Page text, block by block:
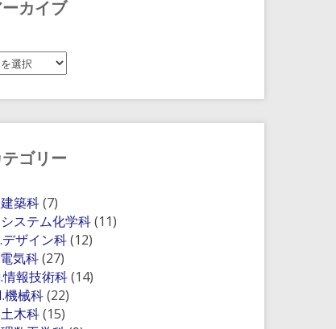
カイブ
ゴリー
築科(7)
ステム化学科(11)
デザイン科(12)
気科(27)
情報技術科(14)
機械科(22)
木科(15)